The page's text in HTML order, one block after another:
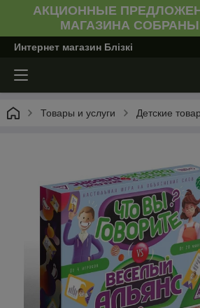
АКЦИОННЫЕ
МАГАЗИНА СОБРАНЫ
Интернет магазин Блiзкi
Товары и услуги Детские